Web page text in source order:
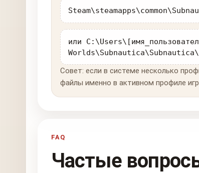
или
Совет: если в системе несколько
файлы именно в активном профиле
FAQ
Частые